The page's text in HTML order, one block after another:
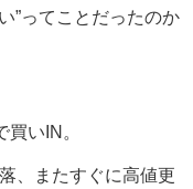
”ってことだったのか
いIN。
、またすぐに高値更